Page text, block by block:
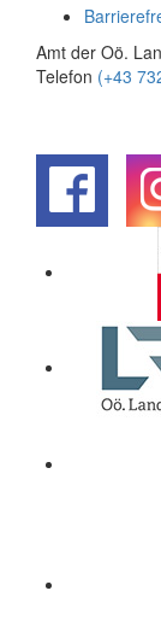
Amt der Oö.
Telefon (+43